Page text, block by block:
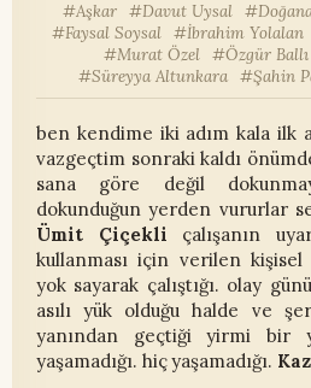
Aşkar Davut Uysal
Faysal Soysal
İbrahim Yolalan
Murat Özel
Özgür Ballı
Süreyya Altunkara
Şahin
ben kendime iki adım kala ilk
vazgeçtim sonraki kaldı
sana göre değil
dokunduğun yerden vururlar
Ümit Çiçekli çalışanın
kullanması için verilen kişisel
yok sayarak çalıştığı. olay
asılı yük olduğu halde ve
yanından geçtiği yirmi bir
yaşamadığı. hiç yaşamadığı.